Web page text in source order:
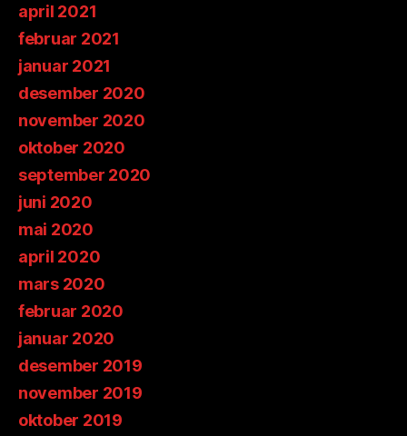
april 2021
februar 2021
januar 2021
desember 2020
november 2020
oktober 2020
september 2020
juni 2020
mai 2020
april 2020
mars 2020
februar 2020
januar 2020
desember 2019
november 2019
oktober 2019